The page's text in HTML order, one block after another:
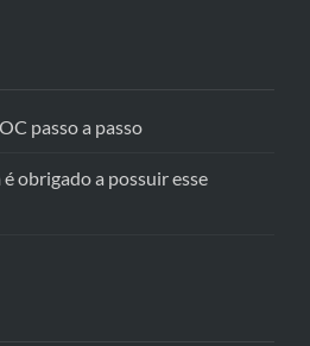
passo a passo
obrigado a possuir esse